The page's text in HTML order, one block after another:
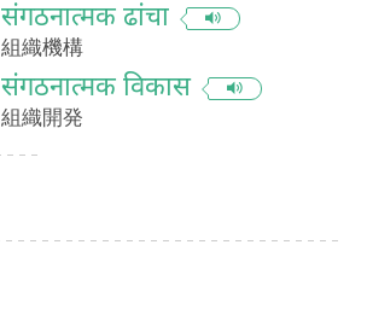
संगठनात्मक ढांचा
組織機構
संगठनात्मक विकास
組織開発